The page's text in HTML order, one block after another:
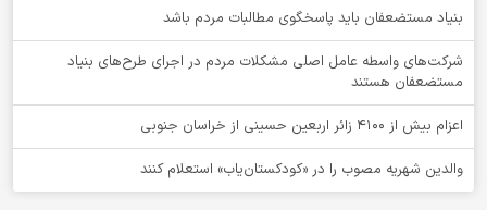
بنیاد مستضعفان باید پاسخگوی مطالبات مردم باشد
شرکت‌های واسطه عامل اصلی مشکلات مردم در اجرای طرح‌های بنیاد
مستضعفان هستند
اعزام بیش از 4100 زائر اربعین حسینی از خراسان جنوبی
والدین شهریه مصوب را در «کودکستان‌یاب» استعلام کنند